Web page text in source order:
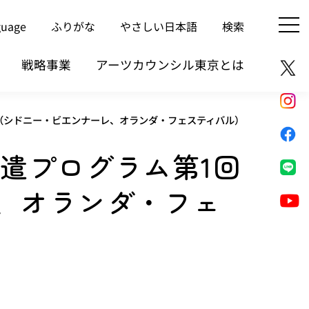
ふりがな やさしい日本語 検索
戦略事業 アーツカウンシル東京とは
ドニー・ビエンナーレ、オランダ・フェスティバル）
プログラム第1回
オランダ・フェ